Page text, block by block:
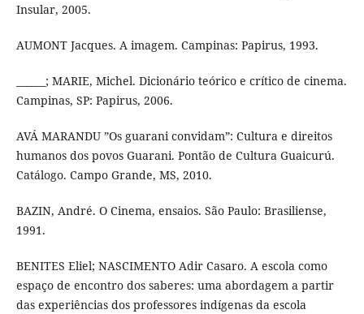
Insular, 2005.
AUMONT Jacques. A imagem. Campinas: Papirus, 1993.
______; MARIE, Michel. Dicionário teórico e crítico de cinema.
Campinas, SP: Papirus, 2006.
AVÁ MARANDU ”Os guarani convidam”: Cultura e direitos
humanos dos povos Guarani. Pontão de Cultura Guaicurú.
Catálogo. Campo Grande, MS, 2010.
BAZIN, André. O Cinema, ensaios. São Paulo: Brasiliense,
1991.
BENITES Eliel; NASCIMENTO Adir Casaro. A escola como
espaço de encontro dos saberes: uma abordagem a partir
das experiências dos professores indígenas da escola